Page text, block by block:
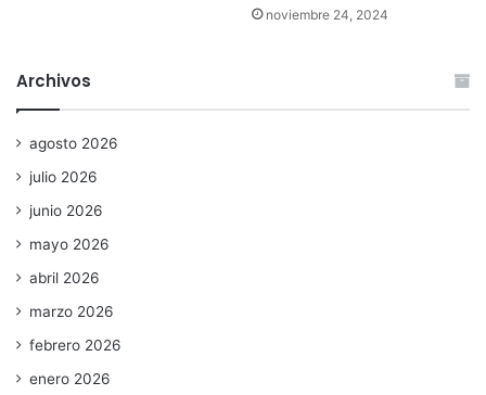
noviembre 24, 2024
Archivos
agosto 2026
julio 2026
junio 2026
mayo 2026
abril 2026
marzo 2026
febrero 2026
enero 2026